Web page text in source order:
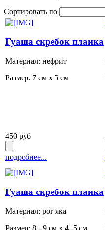
Сортировать по
Гуаша скребок планка
Материал: нефрит
Размер: 7 см х 5 см
450 руб
подробнее...
Гуаша скребок планка
Материал: рог яка
Размер: 8 - 9 см х 4 -5 см